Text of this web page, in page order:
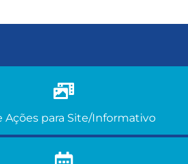
Ações para Site/Informativo
do seu clube para site/informativo